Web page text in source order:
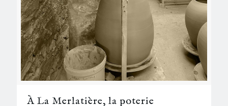
À La Merlatière, la poterie